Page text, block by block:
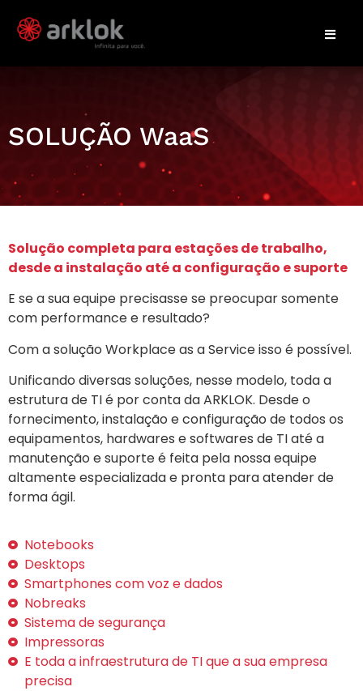
SOLUÇÃO WaaS
Solução completa para estações de trabalho,
desde a instalação até a configuração e suporte
E se a sua equipe precisasse se preocupar somente
com performance e resultado?
Com a solução Workplace as a Service isso é possível.
Unificando diversas soluções, nesse modelo, toda a
estrutura de TI é por conta da ARKLOK. Desde o
fornecimento, instalação e configuração de todos os
equipamentos, hardwares e softwares de TI até a
manutenção e suporte é feita pela nossa equipe
altamente especializada e pronta para atender de
forma ágil.
Notebooks
Desktops
Smartphones com voz e dados
Nobreaks
Sistema de segurança
Impressoras
E toda a infraestrutura de TI que a sua empresa
precisa